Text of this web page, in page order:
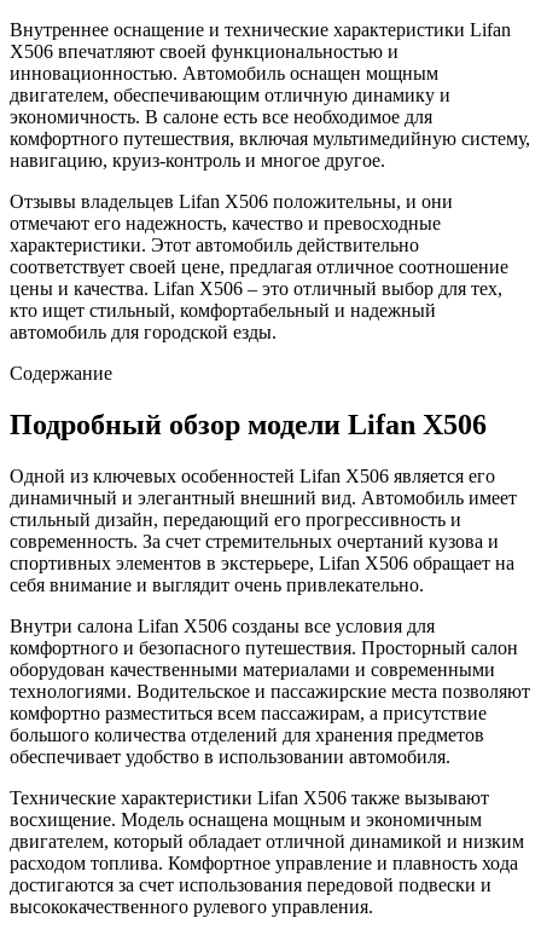
Внутреннее оснащение и технические характеристики Lifan
X506 впечатляют своей функциональностью и
инновационностью. Автомобиль оснащен мощным
двигателем, обеспечивающим отличную динамику и
экономичность. В салоне есть все необходимое для
комфортного путешествия, включая мультимедийную систему,
навигацию, круиз-контроль и многое другое.
Отзывы владельцев Lifan X506 положительны, и они
отмечают его надежность, качество и превосходные
характеристики. Этот автомобиль действительно
соответствует своей цене, предлагая отличное соотношение
цены и качества. Lifan X506 – это отличный выбор для тех,
кто ищет стильный, комфортабельный и надежный
автомобиль для городской езды.
Содержание
Подробный обзор модели Lifan X506
Одной из ключевых особенностей Lifan X506 является его
динамичный и элегантный внешний вид. Автомобиль имеет
стильный дизайн, передающий его прогрессивность и
современность. За счет стремительных очертаний кузова и
спортивных элементов в экстерьере, Lifan X506 обращает на
себя внимание и выглядит очень привлекательно.
Внутри салона Lifan X506 созданы все условия для
комфортного и безопасного путешествия. Просторный салон
оборудован качественными материалами и современными
технологиями. Водительское и пассажирские места позволяют
комфортно разместиться всем пассажирам, а присутствие
большого количества отделений для хранения предметов
обеспечивает удобство в использовании автомобиля.
Технические характеристики Lifan X506 также вызывают
восхищение. Модель оснащена мощным и экономичным
двигателем, который обладает отличной динамикой и низким
расходом топлива. Комфортное управление и плавность хода
достигаются за счет использования передовой подвески и
высококачественного рулевого управления.